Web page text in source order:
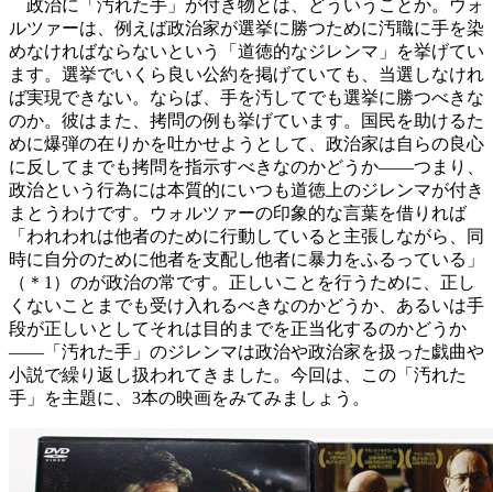
政治に「汚れた手」が付き物とは、どういうことか。ウォ
ルツァーは、例えば政治家が選挙に勝つために汚職に手を染
めなければならないという「道徳的なジレンマ」を挙げてい
ます。選挙でいくら良い公約を掲げていても、当選しなけれ
ば実現できない。ならば、手を汚してでも選挙に勝つべきな
のか。彼はまた、拷問の例も挙げています。国民を助けるた
めに爆弾の在りかを吐かせようとして、政治家は自らの良心
に反してまでも拷問を指示すべきなのかどうか――つまり、
政治という行為には本質的にいつも道徳上のジレンマが付き
まとうわけです。ウォルツァーの印象的な言葉を借りれば
「われわれは他者のために行動していると主張しながら、同
時に自分のために他者を支配し他者に暴力をふるっている」
（＊1） のが政治の常です。正しいことを行うために、正し
くないことまでも受け入れるべきなのかどうか、あるいは手
段が正しいとしてそれは目的までを正当化するのかどうか
――「汚れた手」のジレンマは政治や政治家を扱った戯曲や
小説で繰り返し扱われてきました。今回は、この「汚れた
手」を主題に、3本の映画をみてみましょう。